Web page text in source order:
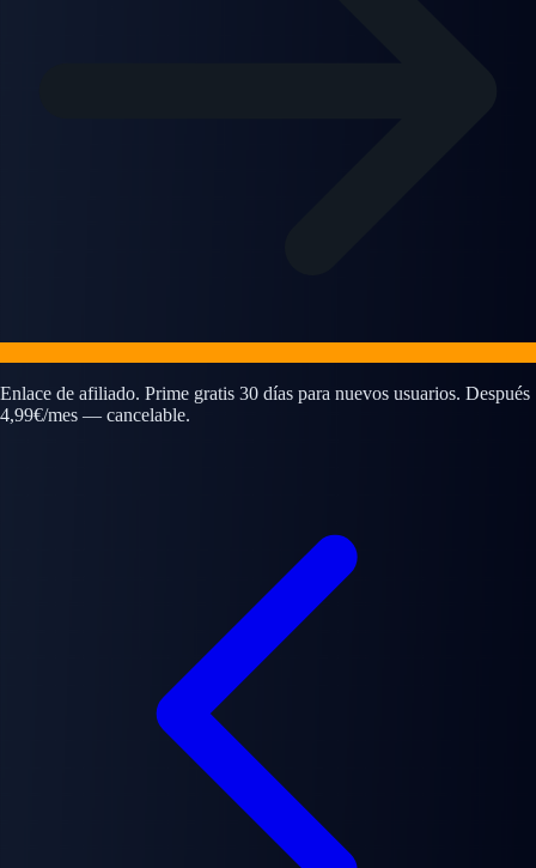
Enlace de afiliado. Prime gratis 30 días para nuevos usuarios. Después
4,99€/mes — cancelable.